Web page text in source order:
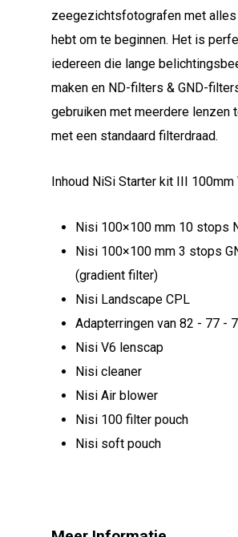
zeegezichtsfotografen met
hebt om te beginnen. Het is
iedereen die lange
maken en ND-filters & GND-
gebruiken met meerdere lenzen
met een standaard filterdraad.
Inhoud NiSi Starter kit III 100mm
Nisi 100×100 mm 10 stops
Nisi 100×100 mm 3 stops
(gradient filter)
Nisi Landscape CPL
Adapterringen van 82 - 77 -
Nisi V6 lenscap
Nisi cleaner
Nisi Air blower
Nisi 100 filter pouch
Nisi soft pouch